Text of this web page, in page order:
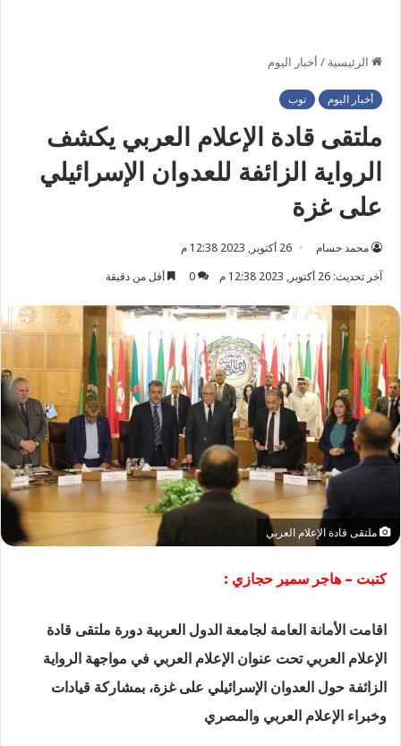
الرئيسية / أخبار اليوم
أخبار اليوم توب
ملتقى قادة الإعلام العربي يكشف
الرواية الزائفة للعدوان الإسرائيلي
على غزة
محمد حسام
26 أكتوبر, 2023 12:38 م
آخر تحديث: 26 أكتوبر, 2023 12:38 م
0 أقل من دقيقة
ملتقى قادة الإعلام العربي
كتبت – هاجر سمير حجازي :
اقامت الأمانة العامة لجامعة الدول العربية دورة ملتقى قادة
الإعلام العربي تحت عنوان الإعلام العربي في مواجهة الرواية
الزائفة حول العدوان الإسرائيلي على غزة، بمشاركة قيادات
وخبراء الإعلام العربي والمصري